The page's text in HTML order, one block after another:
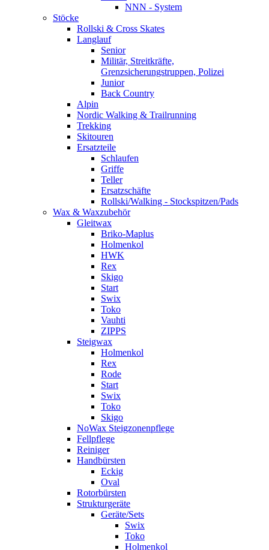
NNN - System
Stöcke
Rollski & Cross Skates
Langlauf
Senior
Militär, Streitkräfte,
Grenzsicherungstruppen, Polizei
Junior
Back Country
Alpin
Nordic Walking & Trailrunning
Trekking
Skitouren
Ersatzteile
Schlaufen
Griffe
Teller
Ersatzschäfte
Rollski/Walking - Stockspitzen/Pads
Wax & Waxzubehör
Gleitwax
Briko-Maplus
Holmenkol
HWK
Rex
Skigo
Start
Swix
Toko
Vauhti
ZIPPS
Steigwax
Holmenkol
Rex
Rode
Start
Swix
Toko
Skigo
NoWax Steigzonenpflege
Fellpflege
Reiniger
Handbürsten
Eckig
Oval
Rotorbürsten
Strukturgeräte
Geräte/Sets
Swix
Toko
Holmenkol